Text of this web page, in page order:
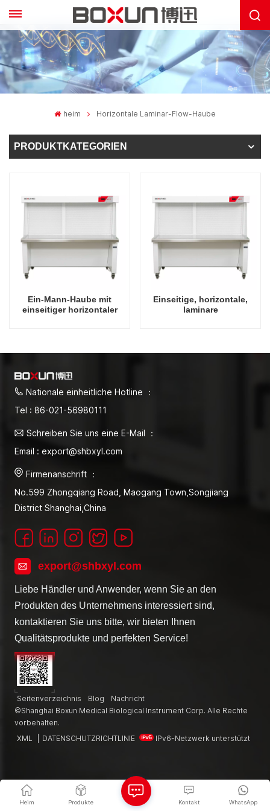
heim Horizontale Laminar-Flow-Haube
PRODUKTKATEGORIEN
Ein-Mann-Haube mit
einseitiger horizontaler
Einseitige, horizontale,
laminare
Nationale einheitliche Hotline ：
Tel : 86-021-56980111
Schreiben Sie uns eine E-Mail ：
Email : export@shbxyl.com
Firmenanschrift ：
No.599 Zhongqiang Road, Maogang Town,Songjiang
District Shanghai,China
export@shbxyl.com
Liebe Händler und Anwender, wenn Sie an den
Produkten des Unternehmens interessiert sind,
kontaktieren Sie uns bitte, wir bieten Ihnen
Qualitätsprodukte und perfekten Service!
Seitenverzeichnis Blog
Nachricht
©Shanghai Boxun Medical Biological Instrument Corp. Alle Rechte
vorbehalten.
XML
DATENSCHUTZRICHTLINIE IPv6-Netzwerk unterstützt
Heim Produkte WhatsApp
Kontakt